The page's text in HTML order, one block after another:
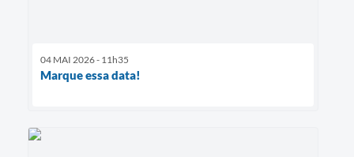
04 MAI 2026 - 11h35
Marque essa data!